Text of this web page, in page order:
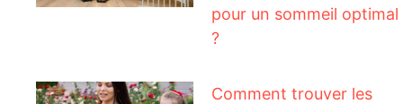
pour un sommeil optimal
?
Comment trouver les